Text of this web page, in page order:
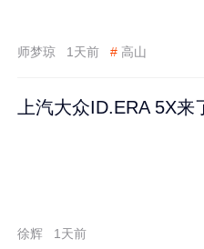
师梦琼 1天前 # 高山
上汽大众ID.ERA 5X
徐辉 1天前